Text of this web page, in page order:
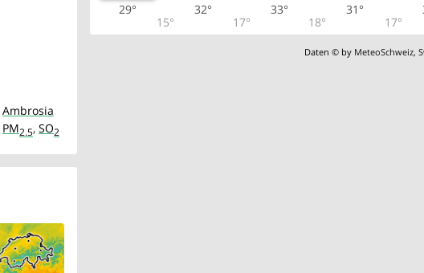
Ambrosia
PM2.5, SO2
29°
15°
32°
17°
33°
18°
31°
17°
Daten © by MeteoSchweiz,